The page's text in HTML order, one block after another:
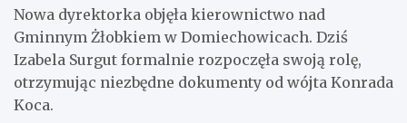
Nowa dyrektorka objęła kierownictwo nad
Gminnym Żłobkiem w Domiechowicach. Dziś
Izabela Surgut formalnie rozpoczęła swoją rolę,
otrzymując niezbędne dokumenty od wójta Konrada
Koca.